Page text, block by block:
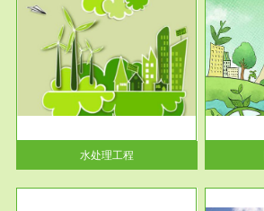
水处理工程
服务范围
园区环保管家
2016 年 4 月，环保部下发《关
于积极发挥环境保护作用促进供
给侧结...